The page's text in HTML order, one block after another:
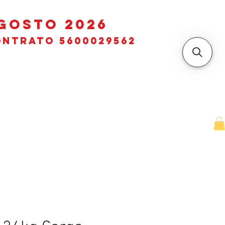
2026
5600029562